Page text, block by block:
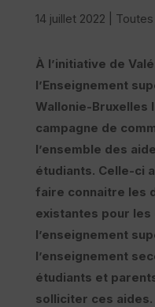
14 juillet 2022
À l’initiative de
l’Enseignement
Wallonie-Bruxelles
campagne de
l’ensemble des
étudiants. Celle-ci
faire connaitre les
existantes pour les
l’enseignement
l’enseignement
étudiants et
solliciter ces aides.